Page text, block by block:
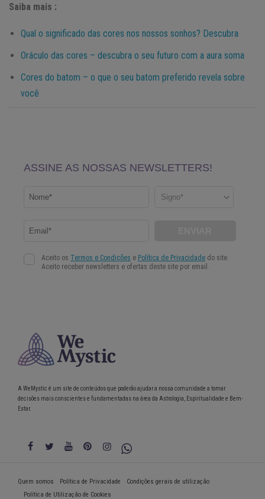
Saiba mais :
Qual o significado das cores nos nossos sonhos? Descubra
Oráculo das cores – descubra o seu futuro com a aura soma
Cores do batom – o que o seu batom preferido revela sobre
você
A WeMystic é um site de conteúdos que poderão ajudar a nossa comunidade a tomar
decisões mais conscientes e fundamentadas na área da Astrologia, Espiritualidade e Bem-
Estar.
Quem somos Política de Privacidade
Condições gerais de utilização
Política de Utilização de Cookies